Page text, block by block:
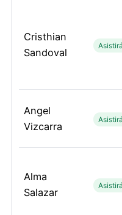
Cristhian
Sandoval
Asistirá
Angel
Vizcarra
Asistirá
Alma
Salazar
Asistirá